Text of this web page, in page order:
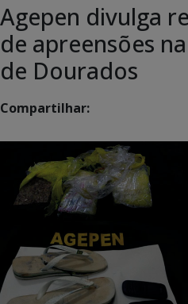
Agepen divulga
de apreensões
de Dourados
Compartilhar: